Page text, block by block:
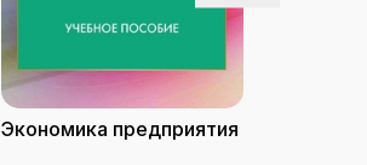
Экономика предприятия